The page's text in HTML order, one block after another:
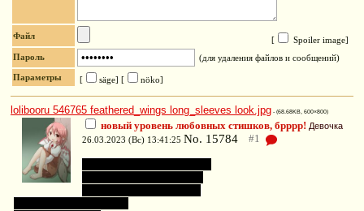
Файл [ Spoiler image]
Пароль
(для удаления файлов и сообщений)
Параметры [ säge] [ nöko]
lolibooru 546765 feathered_wings long_sleeves look.jpg - (68.68KB, 600×800)
новый уровень любовных стишков, брррр! Девочка
26.03.2023 (Вс) 13:41:25 No. 15784